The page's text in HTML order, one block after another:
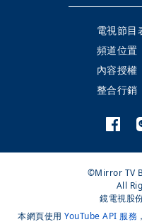
電視節目
頻道位置
內容授權
整合行銷
©Mirror TV
All
鏡電視股
本網頁使用 YouTube API 服務